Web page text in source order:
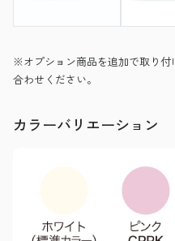
※オプション商品を追加で取り
合わせください。
カラーバリエーション